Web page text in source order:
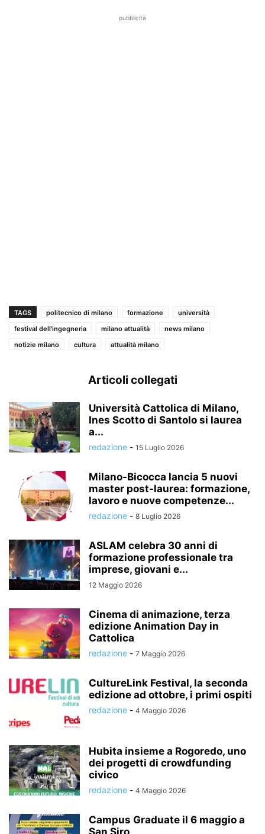
pubblicità
TAGS politecnico di milano formazione
università
festival dell'ingegneria
milano attualità
news milano
notizie milano
cultura attualità milano
Articoli collegati
Università Cattolica di Milano,
Ines Scotto di Santolo si laurea
a...
redazione - 15 Luglio 2026
Milano-Bicocca lancia 5 nuovi
master post-laurea: formazione,
lavoro e nuove competenze...
redazione - 8 Luglio 2026
ASLAM celebra 30 anni di
formazione professionale tra
imprese, giovani e...
12 Maggio 2026
Cinema di animazione, terza
edizione Animation Day in
Cattolica
redazione - 7 Maggio 2026
CultureLink Festival, la seconda
edizione ad ottobre, i primi ospiti
redazione - 4 Maggio 2026
Hubita insieme a Rogoredo, uno
dei progetti di crowdfunding
civico
redazione - 4 Maggio 2026
Campus Graduate il 6 maggio a